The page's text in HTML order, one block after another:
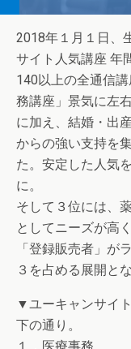
2018年１月１日、
サイト人気講座 年
140以上の全通信
務講座」景気に左
に加え、結婚・出
からの強い支持を
た。安定した人気
に。
そして３位には、
としてニーズが高
「登録販売者」が
３を占める展開とな
▼ユーキャンサイ
下の通り。